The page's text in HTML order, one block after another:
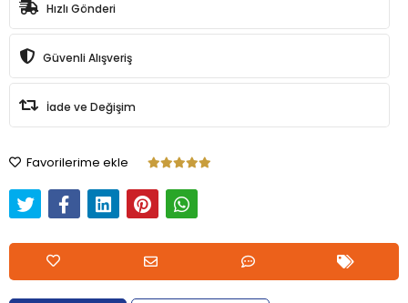
Hızlı Gönderi
Güvenli Alışveriş
İade ve Değişim
Favorilerime ekle